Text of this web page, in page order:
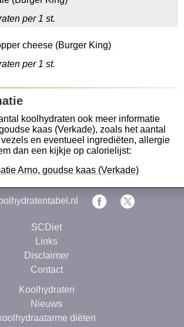
per 1 st.
cheese (Burger King)
per 1 st.
koolhydraten ook meer informatie
kaas (Verkade), zoals het aantal
en eventueel ingrediëten, allergie
dan een kijkje op calorielijst:
Arno, goudse kaas (Verkade)
SCDiet
Links
Disclaimer
Contact
Koolhydraten
Nieuws
diëten